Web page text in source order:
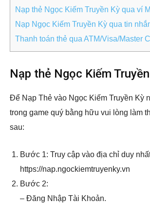
Nạp thẻ Ngọc Kiếm Truyền Kỳ qua ví
Nạp Ngọc Kiếm Truyền Kỳ qua tin
Thanh toán thẻ qua ATM/Visa/Master
Nạp thẻ Ngọc Kiếm
Để Nạp Thẻ vào Ngọc Kiếm Truyền Kỳ
trong game quý bằng hữu vui lòng làm
sau:
Bước 1: Truy cập vào địa chỉ duy
https://nap.ngockiemtruyenky.vn
Bước 2:
– Đăng Nhập Tài Khoản.